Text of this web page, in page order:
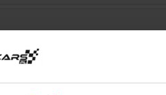
pytanie – skontaktuj się z